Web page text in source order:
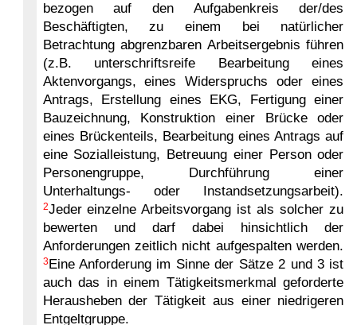
bezogen auf den Aufgabenkreis der/des
Beschäftigten, zu einem bei natürlicher
Betrachtung abgrenzbaren Arbeitsergebnis führen
(z.B. unterschriftsreife Bearbeitung eines
Aktenvorgangs, eines Widerspruchs oder eines
Antrags, Erstellung eines EKG, Fertigung einer
Bauzeichnung, Konstruktion einer Brücke oder
eines Brückenteils, Bearbeitung eines Antrags auf
eine Sozialleistung, Betreuung einer Person oder
Personengruppe, Durchführung einer
Unterhaltungs- oder Instandsetzungsarbeit).
2Jeder einzelne Arbeitsvorgang ist als solcher zu
bewerten und darf dabei hinsichtlich der
Anforderungen zeitlich nicht aufgespalten werden.
3Eine Anforderung im Sinne der Sätze 2 und 3 ist
auch das in einem Tätigkeitsmerkmal geforderte
Herausheben der Tätigkeit aus einer niedrigeren
Entgeltgruppe.